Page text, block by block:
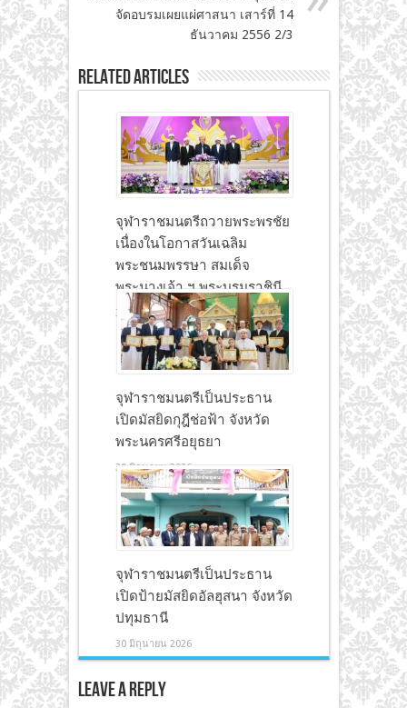
จัดอบรมเผยแผ่ศาสนา เสาร์ที่ 14
ธันวาคม 2556 2/3
Related Articles
จุฬาราชมนตรีถวายพระพรชัย
เนื่องในโอกาสวันเฉลิม
พระชนมพรรษา สมเด็จ
พระนางเจ้า ฯ พระบรมราชินี
30 มิถุนายน 2026
จุฬาราชมนตรีเป็นประธาน
เปิดมัสยิดกุฎีช่อฟ้า จังหวัด
พระนครศรีอยุธยา
30 มิถุนายน 2026
จุฬาราชมนตรีเป็นประธาน
เปิดป้ายมัสยิดอัลฮุสนา จังหวัด
ปทุมธานี
30 มิถุนายน 2026
Leave a Reply